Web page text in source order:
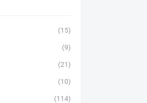
(15)
(9)
(21)
(10)
(114)